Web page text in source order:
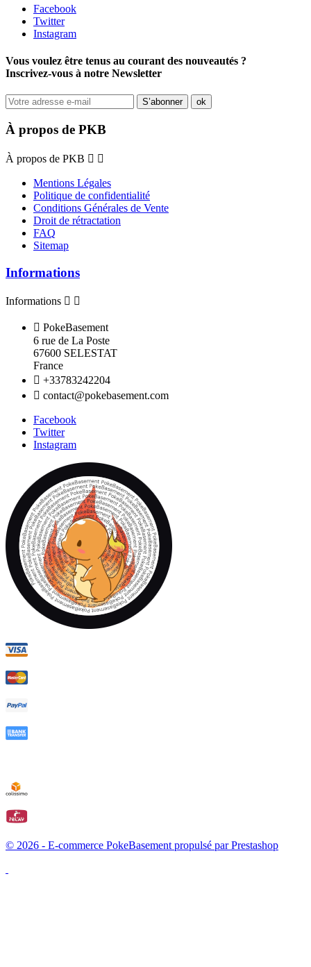
Facebook
Twitter
Instagram
Vous voulez être tenus au courant des nouveautés ?
Inscrivez-vous à notre Newsletter
À propos de PKB
À propos de PKB  
Mentions Légales
Politique de confidentialité
Conditions Générales de Vente
Droit de rétractation
FAQ
Sitemap
Informations
Informations  
 PokeBasement
6 rue de La Poste
67600 SELESTAT
France
 +33783242204
 contact@pokebasement.com
Facebook
Twitter
Instagram
© 2026 - E-commerce PokeBasement propulsé par Prestashop